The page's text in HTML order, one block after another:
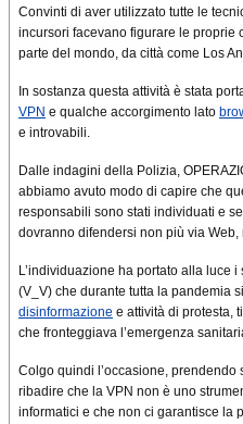
Convinti di aver utilizzato tutte le
incursori facevano figurare le proprie
parte del mondo, da città come Los
In sostanza questa attività è stata
VPN e qualche accorgimento lato
e introvabili.
Dalle indagini della Polizia,
abbiamo avuto modo di capire che
responsabili sono stati individuati e
dovranno difendersi non più via Web,
L’individuazione ha portato alla luce
(V_V) che durante tutta la pandemia
disinformazione e attività di protesta,
che fronteggiava l’emergenza
Colgo quindi l’occasione,
ribadire che la VPN non è uno
informatici e che non ci garantisce la